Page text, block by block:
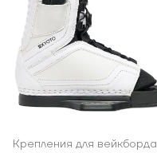
Крепления для вейкборда